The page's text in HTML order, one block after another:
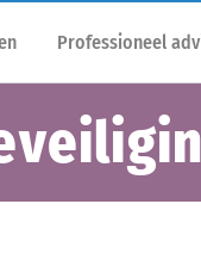
Professioneel